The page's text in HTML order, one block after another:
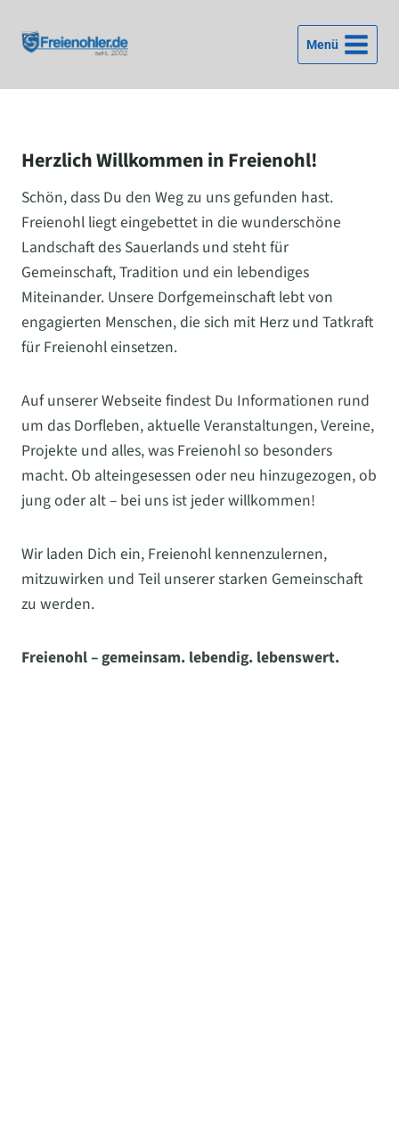
Inhalt
springen
Menü
Herzlich Willkommen in Freienohl!
Schön, dass Du den Weg zu uns gefunden hast.
Freienohl liegt eingebettet in die wunderschöne
Landschaft des Sauerlands und steht für
Gemeinschaft, Tradition und ein lebendiges
Miteinander. Unsere Dorfgemeinschaft lebt von
engagierten Menschen, die sich mit Herz und Tatkraft
für Freienohl einsetzen.
Auf unserer Webseite findest Du Informationen rund
um das Dorfleben, aktuelle Veranstaltungen, Vereine,
Projekte und alles, was Freienohl so besonders
macht. Ob alteingesessen oder neu hinzugezogen, ob
jung oder alt – bei uns ist jeder willkommen!
Wir laden Dich ein, Freienohl kennenzulernen,
mitzuwirken und Teil unserer starken Gemeinschaft
zu werden.
Freienohl – gemeinsam. lebendig. lebenswert.